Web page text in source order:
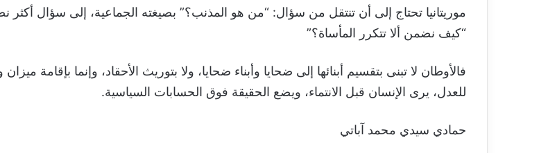
موريتانيا تحتاج إلى أن تنتقل من سؤال: “من هو المذنب؟” بصيغته الجماعية، إلى سؤال أكثر
“كيف نضمن ألا تتكرر المأساة؟”
فالأوطان لا تبنى بتقسيم أبنائها إلى ضحايا وأبناء ضحايا، ولا بتوريث الأحقاد، وإنما بإقامة ميزان
للعدل، يرى الإنسان قبل الانتماء، ويضع الحقيقة فوق الحسابات السياسية.
حمادي سيدي محمد آباتي